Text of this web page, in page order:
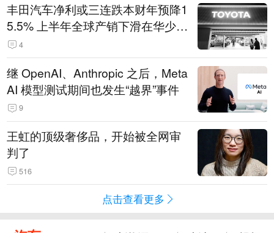
丰田汽车净利或三连跌本财年预降1
5.5% 上半年全球产销下滑在华少卖
14.3万辆
4
继 OpenAI、Anthropic 之后，Meta
AI 模型测试期间也发生“越界”事件
9
王虹的顶级奢侈品，开始被全网审
判了
516
点击查看更多